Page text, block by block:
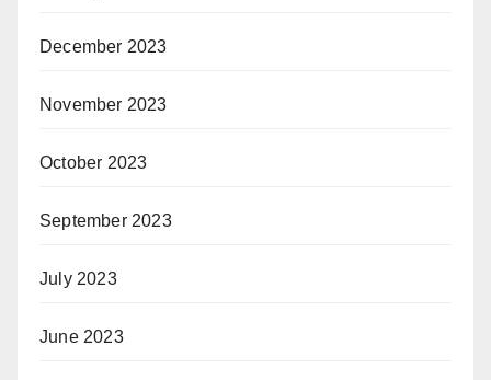
December 2023
November 2023
October 2023
September 2023
July 2023
June 2023